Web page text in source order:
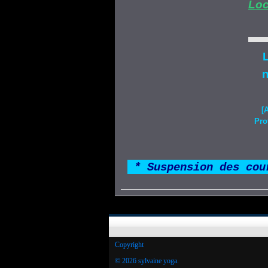
* Suspension des
Copyright
© 2026 sylvaine yoga.